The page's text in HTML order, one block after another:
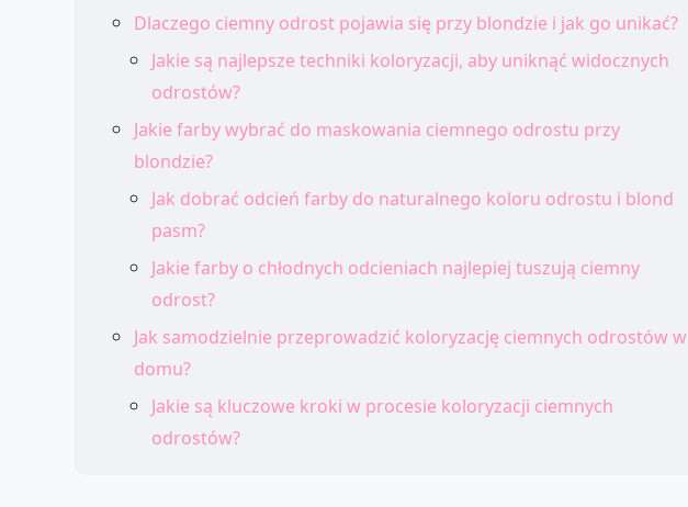
Dlaczego ciemny odrost pojawia się przy blondzie i jak go unikać?
Jakie są najlepsze techniki koloryzacji, aby uniknąć widocznych
odrostów?
Jakie farby wybrać do maskowania ciemnego odrostu przy
blondzie?
Jak dobrać odcień farby do naturalnego koloru odrostu i blond
pasm?
Jakie farby o chłodnych odcieniach najlepiej tuszują ciemny
odrost?
Jak samodzielnie przeprowadzić koloryzację ciemnych odrostów w
domu?
Jakie są kluczowe kroki w procesie koloryzacji ciemnych
odrostów?